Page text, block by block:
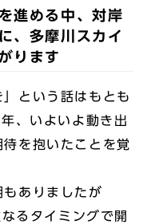
進める中、対岸
、多摩川スカイ
ります
という話はもとも
、いよいよ動き出
を抱いたことを覚
ありましたが
るタイミングで開